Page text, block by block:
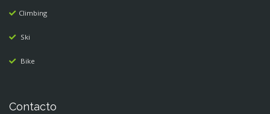
Climbing
Ski
Bike
Contacto